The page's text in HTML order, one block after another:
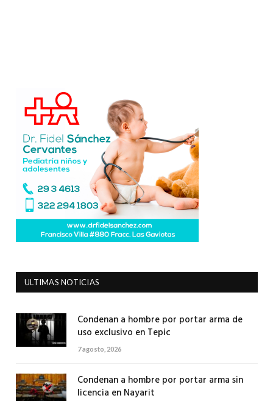
ULTIMAS NOTICIAS
Condenan a hombre por portar arma de
uso exclusivo en Tepic
7 agosto, 2026
Condenan a hombre por portar arma sin
licencia en Nayarit